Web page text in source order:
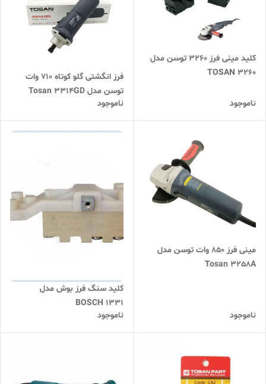
کلید مینی فرز 3260 توسن مدل
TOSAN 3260
ناموجود
فرز انگشتی گلو کوتاه 710 وات
توسن مدل Tosan 3314GD
ناموجود
مینی فرز 850 وات توسن مدل
Tosan 3258A
ناموجود
کلید سنگ فرز بوش مدل
BOSCH 1331
ناموجود